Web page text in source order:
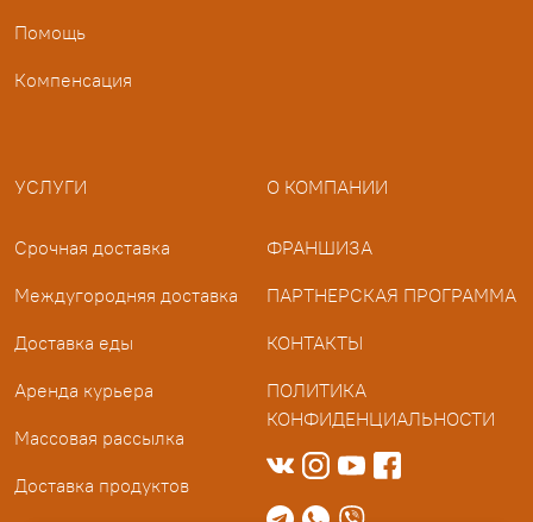
Помощь
Компенсация
УСЛУГИ
Срочная доставка
Междугородняя доставка
Доставка еды
Аренда курьера
Массовая рассылка
Доставка продуктов
О КОМПАНИИ
ФРАНШИЗА
ПАРТНЕРСКАЯ ПРОГРАММА
КОНТАКТЫ
ПОЛИТИКА
КОНФИДЕНЦИАЛЬНОСТИ